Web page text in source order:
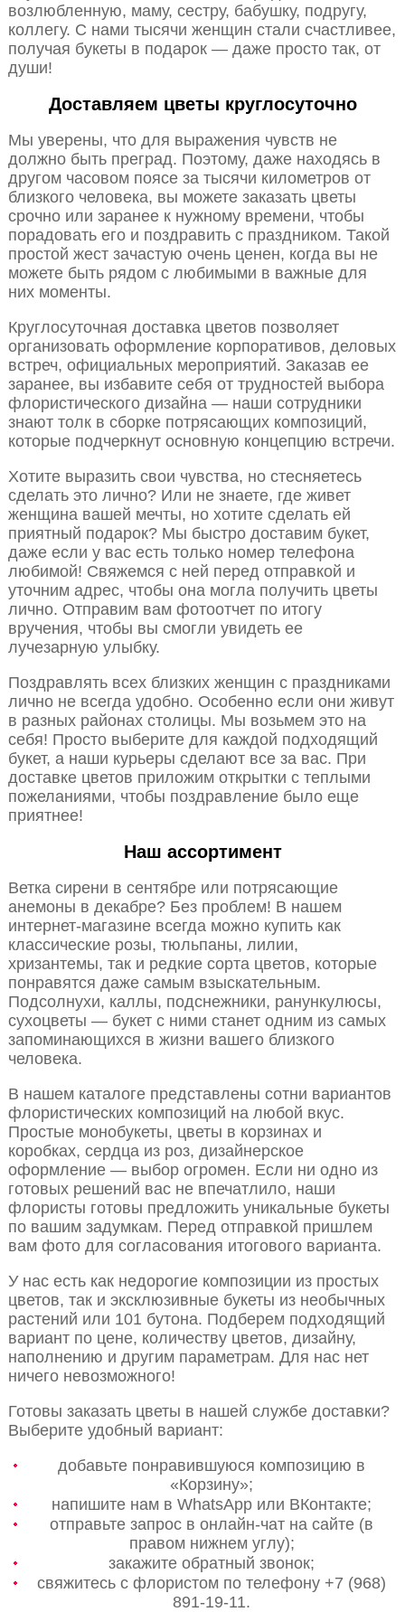
возлюбленную, маму, сестру, бабушку, подругу,
коллегу. С нами тысячи женщин стали счастливее,
получая букеты в подарок — даже просто так, от
души!
Доставляем цветы круглосуточно
Мы уверены, что для выражения чувств не
должно быть преград. Поэтому, даже находясь в
другом часовом поясе за тысячи километров от
близкого человека, вы можете заказать цветы
срочно или заранее к нужному времени, чтобы
порадовать его и поздравить с праздником. Такой
простой жест зачастую очень ценен, когда вы не
можете быть рядом с любимыми в важные для
них моменты.
Круглосуточная доставка цветов позволяет
организовать оформление корпоративов, деловых
встреч, официальных мероприятий. Заказав ее
заранее, вы избавите себя от трудностей выбора
флористического дизайна — наши сотрудники
знают толк в сборке потрясающих композиций,
которые подчеркнут основную концепцию встречи.
Хотите выразить свои чувства, но стесняетесь
сделать это лично? Или не знаете, где живет
женщина вашей мечты, но хотите сделать ей
приятный подарок? Мы быстро доставим букет,
даже если у вас есть только номер телефона
любимой! Свяжемся с ней перед отправкой и
уточним адрес, чтобы она могла получить цветы
лично. Отправим вам фотоотчет по итогу
вручения, чтобы вы смогли увидеть ее
лучезарную улыбку.
Поздравлять всех близких женщин с праздниками
лично не всегда удобно. Особенно если они живут
в разных районах столицы. Мы возьмем это на
себя! Просто выберите для каждой подходящий
букет, а наши курьеры сделают все за вас. При
доставке цветов приложим открытки с теплыми
пожеланиями, чтобы поздравление было еще
приятнее!
Наш ассортимент
Ветка сирени в сентябре или потрясающие
анемоны в декабре? Без проблем! В нашем
интернет-магазине всегда можно купить как
классические розы, тюльпаны, лилии,
хризантемы, так и редкие сорта цветов, которые
понравятся даже самым взыскательным.
Подсолнухи, каллы, подснежники, ранункулюсы,
сухоцветы — букет с ними станет одним из самых
запоминающихся в жизни вашего близкого
человека.
В нашем каталоге представлены сотни вариантов
флористических композиций на любой вкус.
Простые монобукеты, цветы в корзинах и
коробках, сердца из роз, дизайнерское
оформление — выбор огромен. Если ни одно из
готовых решений вас не впечатлило, наши
флористы готовы предложить уникальные букеты
по вашим задумкам. Перед отправкой пришлем
вам фото для согласования итогового варианта.
У нас есть как недорогие композиции из простых
цветов, так и эксклюзивные букеты из необычных
растений или 101 бутона. Подберем подходящий
вариант по цене, количеству цветов, дизайну,
наполнению и другим параметрам. Для нас нет
ничего невозможного!
Готовы заказать цветы в нашей службе доставки?
Выберите удобный вариант:
добавьте понравившуюся композицию в
«Корзину»;
напишите нам в WhatsApp или ВКонтакте;
отправьте запрос в онлайн-чат на сайте (в
правом нижнем углу);
закажите обратный звонок;
свяжитесь с флористом по телефону +7 (968)
891-19-11.